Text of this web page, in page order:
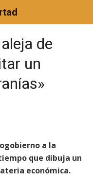
de
un
a la
que dibuja un
económica.